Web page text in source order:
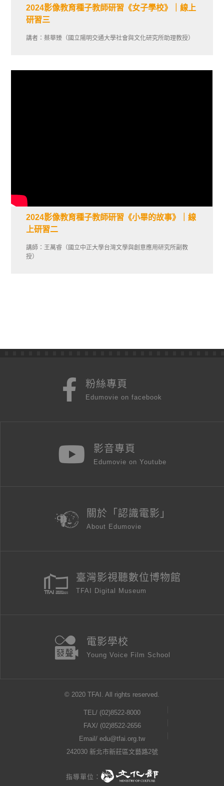
2024影像教育種子教師研習《女子學校》｜線上
研習三
講者：蔡華臻（國立陽明交通大學社會與文化研究所助理教授）
2024影像教育種子教師研習《小畢的故事》｜線
上研習二
講師：王萬睿（國立中正大學台灣文學與創意應用研究所副教
授）
粉絲專頁
Edumovie on facebook
影音專頁
Edumovie on Youtube
關於「認識電影」
About Edumovie
臺灣影視聽數位博物館
TFAI Digital Museum
電影學校
Young Voice Film School
© 2020 TFAI. All rights reserved.
TEL/ (02)8522-8000
FAX/ (02)8522-2656
Email/ edu@tfai.org.tw
242030 新北市新莊區文藝路2號
指導單位：